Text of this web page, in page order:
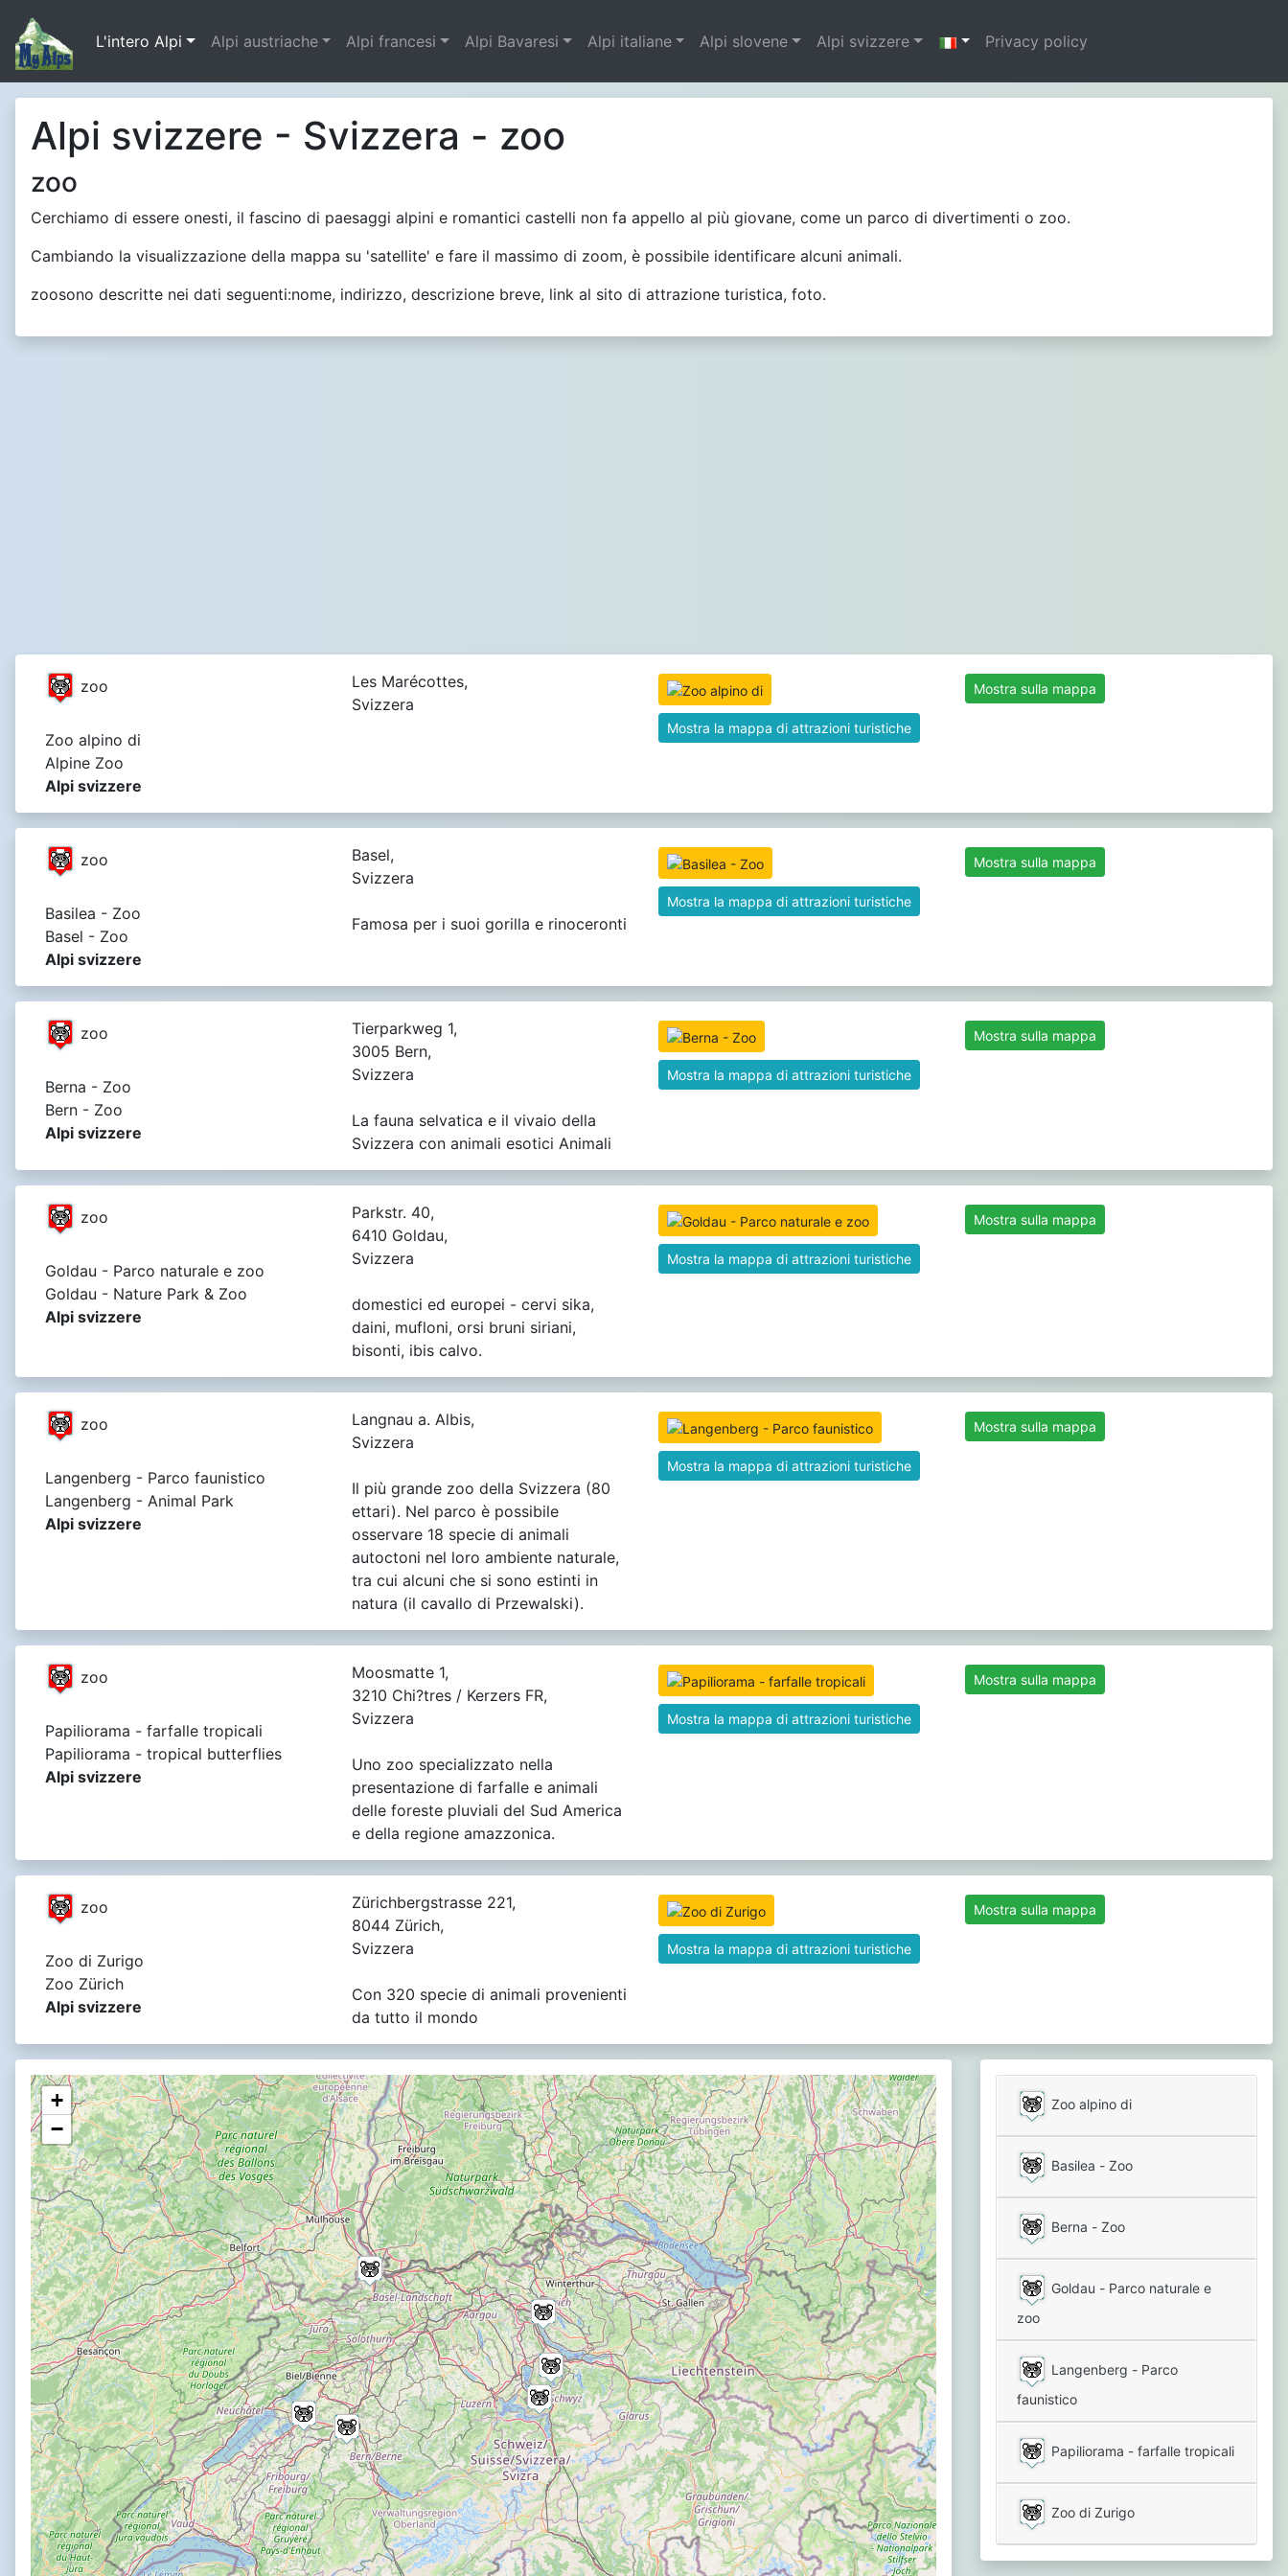
L'intero Alpi Alpi austriache Alpi francesi Alpi Bavaresi Alpi italiane Alpi slovene Alpi svizzere Privacy policy
Alpi svizzere - Svizzera - zoo
zoo
Cerchiamo di essere onesti, il fascino di paesaggi alpini e romantici castelli non fa appello al più giovane, come un parco di divertimenti o zoo.
Cambiando la visualizzazione della mappa su 'satellite' e fare il massimo di zoom, è possibile identificare alcuni animali.
zoosono descritte nei dati seguenti:nome, indirizzo, descrizione breve, link al sito di attrazione turistica, foto.
zoo
Zoo alpino di
Alpine Zoo
Alpi svizzere
Les Marécottes,
Svizzera
Mostra la mappa di attrazioni turistiche
Mostra sulla mappa
zoo
Basilea - Zoo
Basel - Zoo
Alpi svizzere
Basel,
Svizzera
Famosa per i suoi gorilla e rinoceronti
Mostra la mappa di attrazioni turistiche
Mostra sulla mappa
zoo
Berna - Zoo
Bern - Zoo
Alpi svizzere
Tierparkweg 1,
3005 Bern,
Svizzera
La fauna selvatica e il vivaio della
Svizzera con animali esotici Animali
Mostra la mappa di attrazioni turistiche
Mostra sulla mappa
zoo
Goldau - Parco naturale e zoo
Goldau - Nature Park & Zoo
Alpi svizzere
Parkstr. 40,
6410 Goldau,
Svizzera
domestici ed europei - cervi sika,
daini, mufloni, orsi bruni siriani,
bisonti, ibis calvo.
Mostra la mappa di attrazioni turistiche
Mostra sulla mappa
zoo
Langenberg - Parco faunistico
Langenberg - Animal Park
Alpi svizzere
Langnau a. Albis,
Svizzera
Il più grande zoo della Svizzera (80
ettari). Nel parco è possibile
osservare 18 specie di animali
autoctoni nel loro ambiente naturale,
tra cui alcuni che si sono estinti in
natura (il cavallo di Przewalski).
Mostra la mappa di attrazioni turistiche
Mostra sulla mappa
zoo
Papiliorama - farfalle tropicali
Papiliorama - tropical butterflies
Alpi svizzere
Moosmatte 1,
3210 Chi?tres / Kerzers FR,
Svizzera
Uno zoo specializzato nella
presentazione di farfalle e animali
delle foreste pluviali del Sud America
e della regione amazzonica.
Mostra la mappa di attrazioni turistiche
Mostra sulla mappa
zoo
Zoo di Zurigo
Zoo Zürich
Alpi svizzere
Zürichbergstrasse 221,
8044 Zürich,
Svizzera
Con 320 specie di animali provenienti
da tutto il mondo
Mostra la mappa di attrazioni turistiche
Mostra sulla mappa
+
−
Zoo alpino di
Basilea - Zoo
Berna - Zoo
Goldau - Parco naturale e
zoo
Langenberg - Parco
faunistico
Papiliorama - farfalle tropicali
Zoo di Zurigo